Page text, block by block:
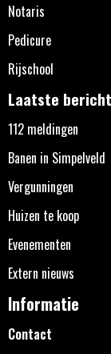
Notaris
Pedicure
Rijschool
Laatste
112 meldingen
Banen in Simpelveld
Vergunningen
Huizen te koop
Evenementen
Extern nieuws
Informatie
Contact